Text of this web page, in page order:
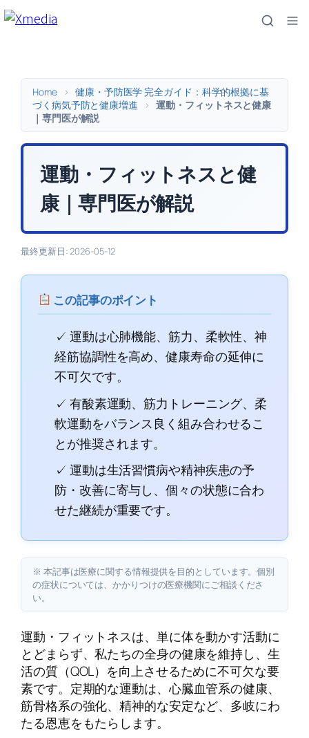
内
Home >
健康・予防医学 完全ガイド：科学的根拠に基
づく病気予防と健康増進
>
運動・フィットネスと健康
｜専門医が解説
運動・フィットネスと健
康｜専門医が解説
最終更新日: 2026-05-12
この記事のポイント
✓ 運動は心肺機能、筋力、柔軟性、神
経筋協調性を高め、健康寿命の延伸に
不可欠です。
✓ 有酸素運動、筋力トレーニング、柔
軟運動をバランス良く組み合わせるこ
とが推奨されます。
✓ 運動は生活習慣病や精神疾患の予
防・改善に寄与し、個々の状態に合わ
せた継続が重要です。
※ 本記事は医療に関する情報提供を目的としています。個別
の症状については、かかりつけの医療機関にご相談くださ
い。
運動・フィットネスは、単に体を動かす活動に
とどまらず、私たちの全身の健康を維持し、生
活の質（QOL）を向上させるために不可欠な要
素です。定期的な運動は、心臓血管系の健康、
筋骨格系の強化、精神的な安定など、多岐にわ
たる恩恵をもたらします。